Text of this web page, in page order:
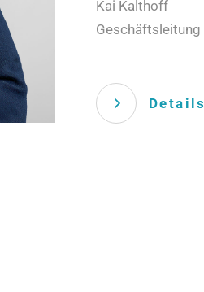
Kai Kalthoff
Geschäftsleitung
Details